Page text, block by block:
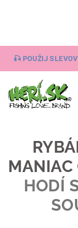
🎣 POUŽIJ
MANIAC
HODÍ